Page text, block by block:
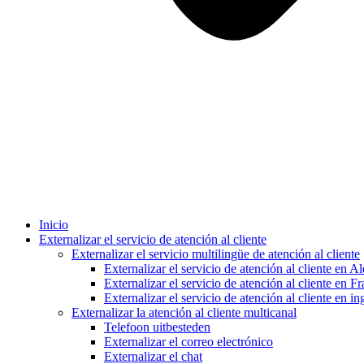
Inicio
Externalizar el servicio de atención al cliente
Externalizar el servicio multilingüe de atención al cliente
Externalizar el servicio de atención al cliente en
Externalizar el servicio de atención al cliente en
Externalizar el servicio de atención al cliente en
Externalizar la atención al cliente multicanal
Telefoon uitbesteden
Externalizar el correo electrónico
Externalizar el chat